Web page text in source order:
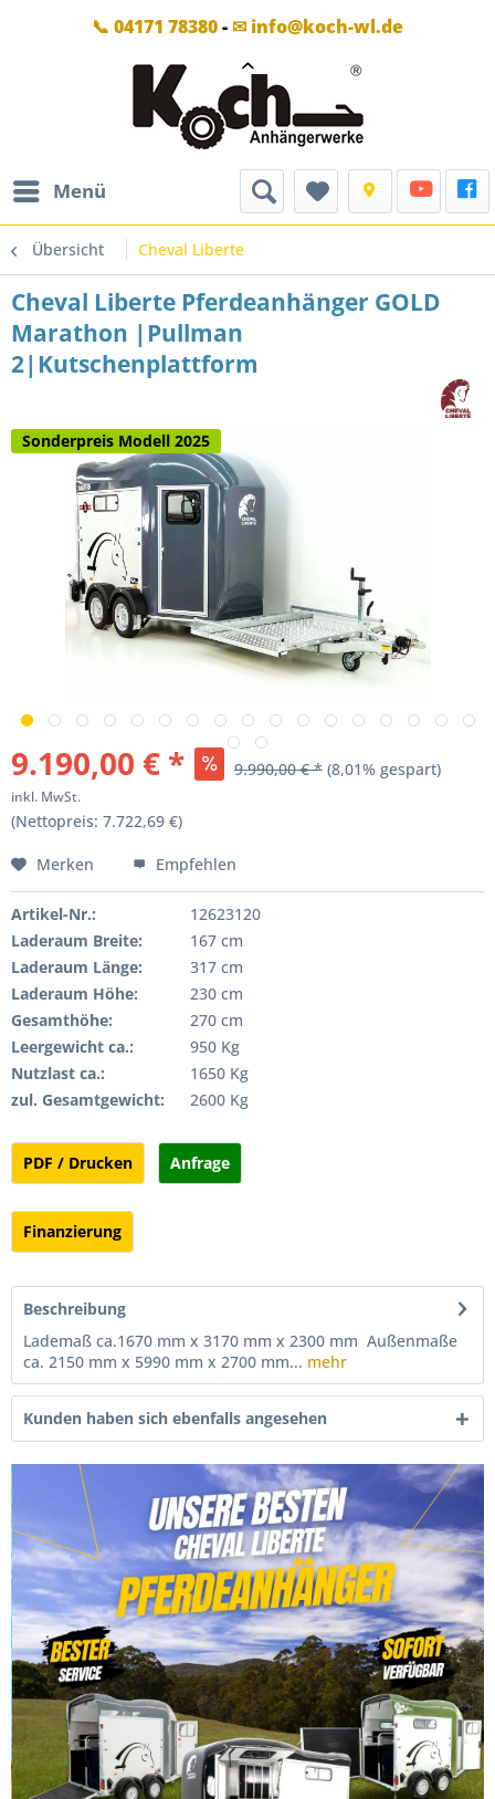
📞 04171 78380- ✉ info@koch-wl.de
Menü
Übersicht Cheval Liberte
Cheval Liberte Pferdeanhänger GOLD
Marathon |Pullman
2|Kutschenplattform
Sonderpreis Modell 2025
9.190,00 € * 9.990,00 € * (8,01% gespart)
inkl. MwSt.
(Nettopreis: 7.722,69 €)
Merken Empfehlen
Artikel-Nr.:
12623120
Laderaum Breite:
167 cm
Laderaum Länge:
317 cm
Laderaum Höhe:
230 cm
Gesamthöhe:
270 cm
Leergewicht ca.:
950 Kg
Nutzlast ca.:
1650 Kg
zul. Gesamtgewicht:
2600 Kg
PDF / Drucken Anfrage
Finanzierung
Beschreibung
Lademaß ca.1670 mm x 3170 mm x 2300 mm Außenmaße
ca. 2150 mm x 5990 mm x 2700 mm... mehr
Kunden haben sich ebenfalls angesehen